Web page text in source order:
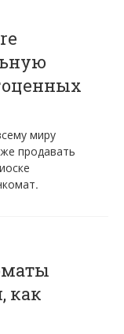
миру
продавать
как